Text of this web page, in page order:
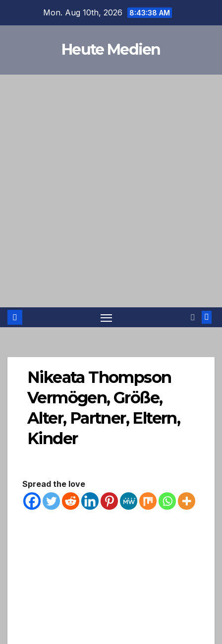
Mon. Aug 10th, 2026 8:43:38 AM
Heute Medien
Nikeata Thompson
Vermögen, Größe,
Alter, Partner, Eltern,
Kinder
Spread the love